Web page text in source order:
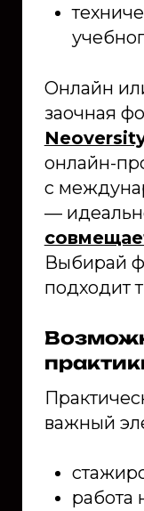
Онлайн
заочная
онлайн-
с
—
Выбирай
подходит
важный
работа